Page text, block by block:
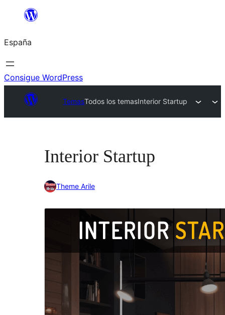
Saltar
contenido
España
Consigue WordPress
TemasTodos los temasInterior Startup
Interior Startup
Theme Arile